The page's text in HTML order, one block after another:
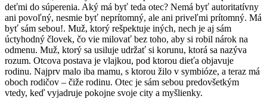
deťmi do súperenia. Aký má byť teda otec? Nemá byť autoritatívny
ani povoľný, nesmie byť neprítomný, ale ani priveľmi prítomný. Má
byť sám sebou!. Muž, ktorý rešpektuje iných, nech je aj sám
úctyhodný človek, čo vie milovať bez toho, aby si robil nárok na
odmenu. Muž, ktorý sa usiluje udržať si korunu, ktorá sa nazýva
rozum. Otcova postava je vlajkou, pod ktorou dieťa objavuje
rodinu. Najprv malo iba mamu, s ktorou žilo v symbióze, a teraz má
oboch rodičov – čiže rodinu. Otec je sám sebou predovšetkým
vtedy, keď vyjadruje pokojne svoje city a myšlienky.